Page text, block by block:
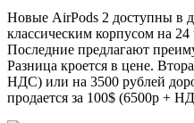
Новые AirPods 2 доступны в
классическим корпусом на
Последние предлагают
Разница кроется в цене.
НДС) или на 3500 рублей
продается за 100$ (6500р +